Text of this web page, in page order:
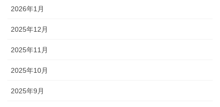
2026年1月
2025年12月
2025年11月
2025年10月
2025年9月